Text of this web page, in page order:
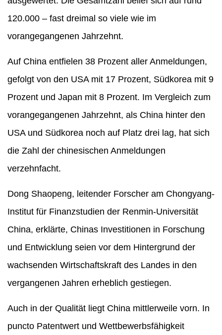
120.000 – fast dreimal so viele wie im
vorangegangenen Jahrzehnt.
Auf China entfielen 38 Prozent aller Anmeldungen,
gefolgt von den USA mit 17 Prozent, Südkorea mit 9
Prozent und Japan mit 8 Prozent. Im Vergleich zum
vorangegangenen Jahrzehnt, als China hinter den
USA und Südkorea noch auf Platz drei lag, hat sich
die Zahl der chinesischen Anmeldungen
verzehnfacht.
Dong Shaopeng, leitender Forscher am Chongyang-
Institut für Finanzstudien der Renmin-Universität
China, erklärte, Chinas Investitionen in Forschung
und Entwicklung seien vor dem Hintergrund der
wachsenden Wirtschaftskraft des Landes in den
vergangenen Jahren erheblich gestiegen.
Auch in der Qualität liegt China mittlerweile vorn. In
puncto Patentwert und Wettbewerbsfähigkeit